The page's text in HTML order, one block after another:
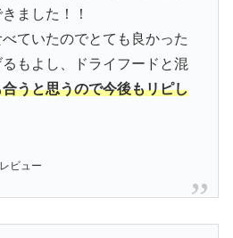
ました！！
ていたのでとても良かった
もよし、ドライフードと混
うと思うので今後もリピし
ビュー